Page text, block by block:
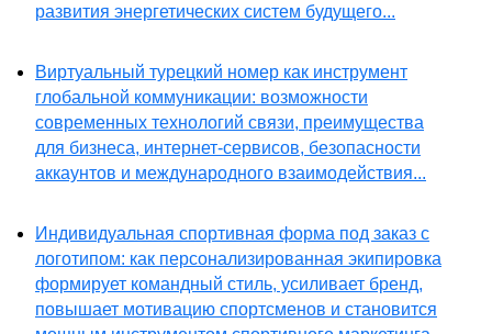
развития энергетических систем будущего...
Виртуальный турецкий номер как инструмент
глобальной коммуникации: возможности
современных технологий связи, преимущества
для бизнеса, интернет-сервисов, безопасности
аккаунтов и международного взаимодействия...
Индивидуальная спортивная форма под заказ с
логотипом: как персонализированная экипировка
формирует командный стиль, усиливает бренд,
повышает мотивацию спортсменов и становится